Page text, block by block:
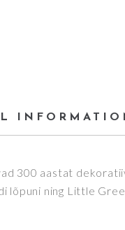
300 aastat
lõpuni ning Little